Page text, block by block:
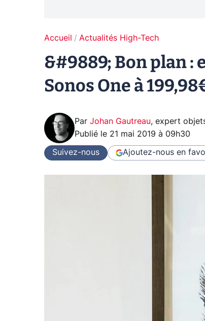
Accueil Actualités High-Tech
&#9889; Bon plan
Sonos One à
Par Johan Gautreau, expert
Publié le 21 mai 2019 à 09h30
Suivez-nous Ajoutez-nous en